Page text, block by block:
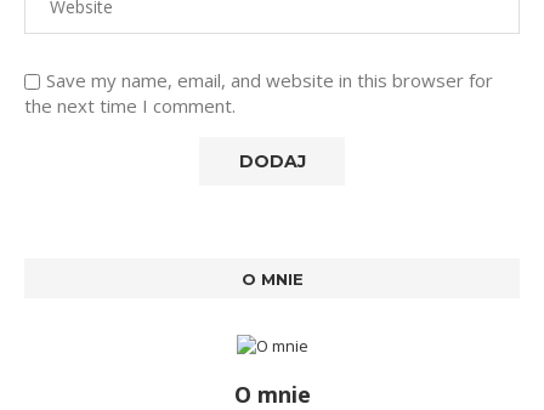
Save my name, email, and website in this browser for
the next time I comment.
O MNIE
O mnie